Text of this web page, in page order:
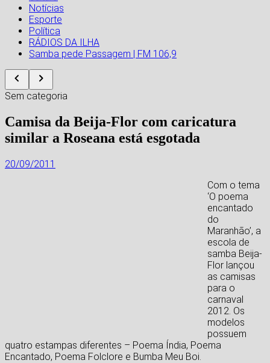
Notícias
Esporte
Política
RÁDIOS DA ILHA
Samba pede Passagem | FM 106,9
Sem categoria
Camisa da Beija-Flor com caricatura
similar a Roseana está esgotada
20/09/2011
Com o tema
‘O poema
encantado
do
Maranhão’, a
escola de
samba Beija-
Flor lançou
as camisas
para o
carnaval
2012. Os
modelos
possuem
quatro estampas diferentes – Poema Índia, Poema
Encantado, Poema Folclore e Bumba Meu Boi.